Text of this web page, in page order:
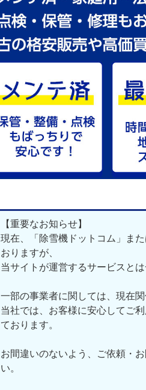
【重要なお知らせ】
現在、「除雪機ドットコム」ま
おりますが、
当サイトが運営するサービスと
一部の事業者に関しては、現在
当社では、お客様に安心してご
ております。
お間違いのないよう、ご依頼・
い。